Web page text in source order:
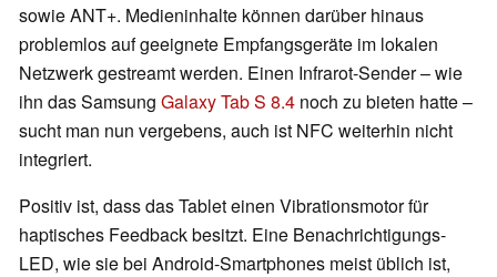
sowie ANT+. Medieninhalte können darüber hinaus
problemlos auf geeignete Empfangsgeräte im lokalen
Netzwerk gestreamt werden. Einen Infrarot-Sender – wie
ihn das Samsung Galaxy Tab S 8.4 noch zu bieten hatte –
sucht man nun vergebens, auch ist NFC weiterhin nicht
integriert.
Positiv ist, dass das Tablet einen Vibrationsmotor für
haptisches Feedback besitzt. Eine Benachrichtigungs-
LED, wie sie bei Android-Smartphones meist üblich ist,